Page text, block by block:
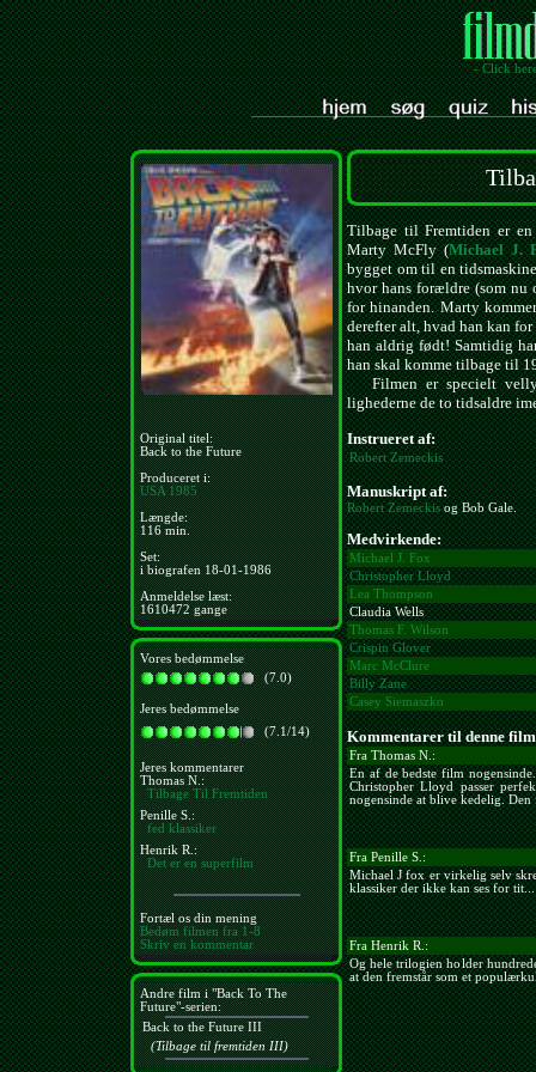
- Click
Original titel:
Back to the Future
Produceret i:
USA 1985
Længde:
116 min.
Set:
i biografen 18-01-1986
Anmeldelse læst:
1610472 gange
Vores bedømmelse
(7.0)
Jeres bedømmelse
(7.1/14)
Jeres kommentarer
Thomas N.:
Tilbage Til Fremtiden
Penille S.:
fed klassiker
Henrik R.:
Det er en superfilm
Fortæl os din mening
Bedøm filmen fra 1-8
Skriv en kommentar
Andre film i "Back To The
Future"-serien:
Back to the Future III
(Tilbage til fremtiden III)
Tilbage til Fremtiden er en
Marty McFly (Michael J.
bygget om til en
hvor hans forældre (som nu
for hinanden. Marty
derefter alt, hvad han kan
han aldrig født! Samtidig
han skal komme tilbage til
Filmen er specielt
lighederne de to tidsaldre
Instrueret af:
Robert Zemeckis
Manuskript af:
Robert Zemeckisog Bob Gale.
Medvirkende:
Michael J. Fox
Christopher Lloyd
Lea Thompson
Claudia Wells
Thomas F. Wilson
Crispin Glover
Marc McClure
Billy Zane
Casey Siemaszko
Kommentarer til denne
Fra Thomas N.:
En af de bedste film
Christopher Lloyd passer
nogensinde at blive kedelig.
Fra Penille S.:
Michael J fox er virkelig selv
klassiker der ikke kan ses for
Fra Henrik R.:
Og hele trilogien holder
at den fremstår som et